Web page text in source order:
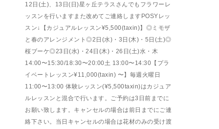
12日(土)、13日(日)星ヶ丘テラスさんでもフラワーレ
ッスンを行いますまた改めてご連絡しますPOSYレッ
スン↓【カジュアルレッスン¥5,500(taxin)】◎ミモザ
と春のアレンジメント◎2日(水)・3日(木)・5日(土)◎
桜ブーケ◎23日(水)・24日(木)・26日(土)水・木
14:00〜15:30/18:30〜20:00土 13:00〜14:30【プラ
イベートレッスン¥11,000(taxin) 〜】毎週火曜日
11:00〜13:00 体験レッスン(¥5,500taxin)はカジュア
ルレッスンと混合で行います。ご予約は3日前までに
お願い致します。キャンセルの場合は前日までにご連
絡下さい。当日キャンセルの場合は花材のみの受け渡